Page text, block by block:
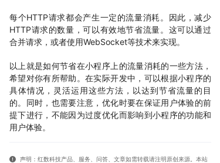
每个HTTP请求都会产生一定的流量消耗。因此，减少
HTTP请求的数量，可以有效地节省流量。这可以通过
合并请求，或者使用WebSocket等技术来实现。
以上就是如何节省在小程序上的流量消耗的一些方法，
希望对你有所帮助。在实际开发中，可以根据小程序的
具体情况，灵活运用这些方法，以达到节省流量的目
的。同时，也需要注意，优化时要在保证用户体验的前
提下进行，不能因为过度优化而影响到小程序的功能和
用户体验。
声明：红数科技产品、服务、问答、文章如需转载请注明原创来源。本站